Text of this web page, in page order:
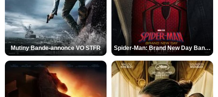
Mutiny Bande-annonce VO STFR Spider-Man: Brand New Day Bande-annonce VO STFR